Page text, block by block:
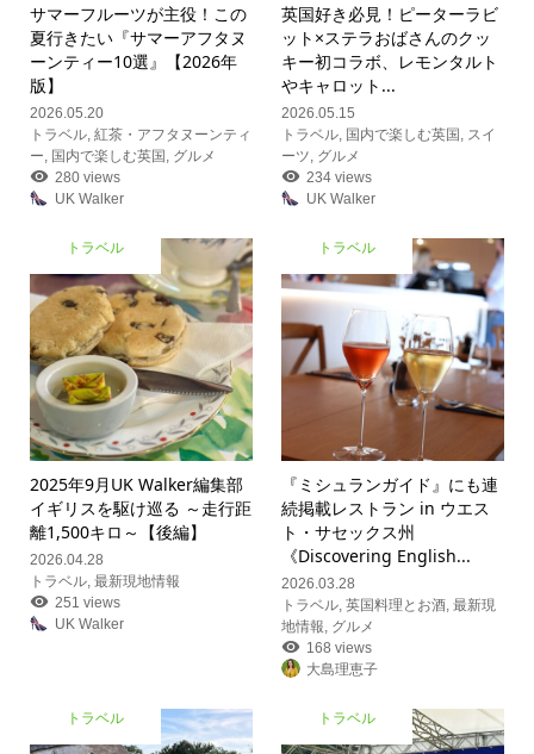
サマーフルーツが主役！この
夏行きたい『サマーアフタヌ
ーンティー10選』【2026年
版】
2026.05.20
トラベル, 紅茶・アフタヌーンティ
ー, 国内で楽しむ英国 , グルメ
280 views
UK Walker
英国好き必見！ピーターラビ
ット×ステラおばさんのクッ
キー初コラボ、レモンタルト
やキャロット...
2026.05.15
トラベル, 国内で楽しむ英国 , スイ
ーツ, グルメ
234 views
UK Walker
トラベル
2025年9月UK Walker編集部
イギリスを駆け巡る ～走行距
離1,500キロ～【後編】
2026.04.28
トラベル, 最新現地情報
251 views
UK Walker
トラベル
『ミシュランガイド』にも連
続掲載レストラン in ウエス
ト・サセックス州
《Discovering English...
2026.03.28
トラベル ,英国料理とお酒 ,最新現
地情報 グルメ
168 views
大島理恵子
トラベル トラベル